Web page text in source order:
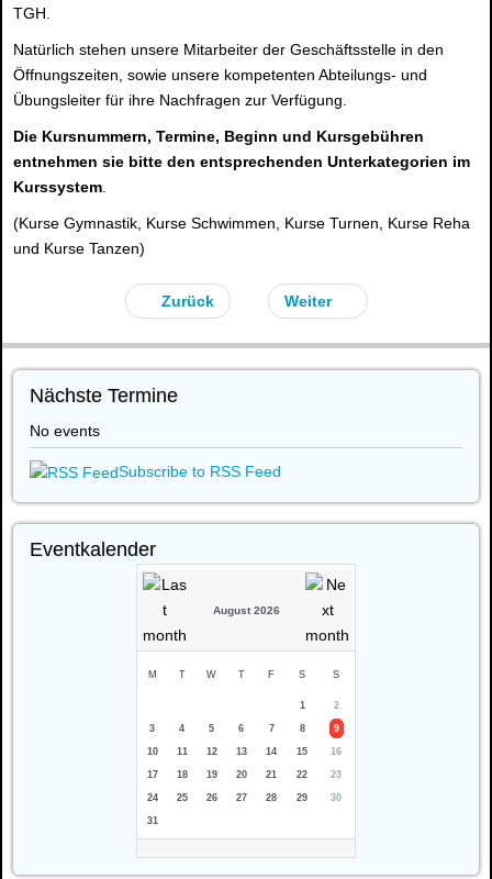
TGH.
Natürlich stehen unsere Mitarbeiter der Geschäftsstelle in den
Öffnungszeiten, sowie unsere kompetenten Abteilungs- und
Übungsleiter für ihre Nachfragen zur Verfügung.
Die Kursnummern, Termine, Beginn und Kursgebühren
entnehmen sie bitte den entsprechenden Unterkategorien im
Kurssystem.
(Kurse Gymnastik, Kurse Schwimmen, Kurse Turnen, Kurse Reha
und Kurse Tanzen)
Zurück Weiter
Nächste Termine
No events
Subscribe to RSS Feed
Eventkalender
August 2026
M T W T F S S
1 2
3 4 5 6 7 8 9
10 11 12 13 14 15 16
17 18 19 20 21 22 23
24 25 26 27 28 29 30
31